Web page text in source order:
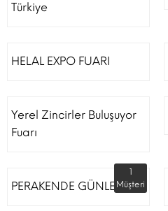
Türkiye
HELAL EXPO FUARI
Yerel Zincirler Buluşuyor
Fuarı
PERAKENDE GÜNLERİ
1
Müşteri